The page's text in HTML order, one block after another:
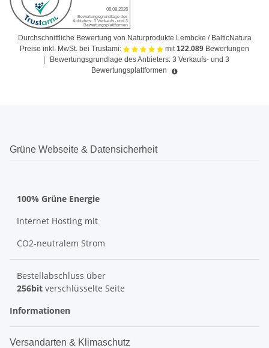
Durchschnittliche Bewertung von Naturprodukte Lembcke / BalticNatura
Preise inkl. MwSt. bei Trustami:
mit122.089 Bewertungen
Bewertungsgrundlage des Anbieters: 3 Verkaufs- und 3
Bewertungsplattformen
Grüne Webseite & Datensicherheit
100% Grüne Energie
Internet Hosting mit
CO2-neutralem Strom
Bestellabschluss über
256bit verschlüsselte Seite
Informationen
Versandarten & Klimaschutz